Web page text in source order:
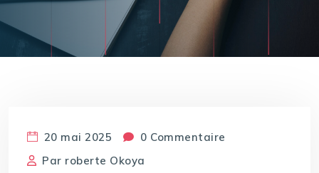
20 mai 2025
0 Commentaire
Par roberte Okoya